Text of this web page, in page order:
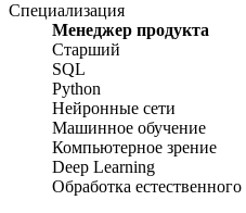
Специализация
Менеджер продукта
Старший
SQL
Python
Нейронные сети
Машинное обучение
Компьютерное зрение
Deep Learning
Обработка естественного